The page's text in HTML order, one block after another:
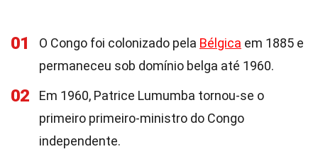
01 O Congo foi colonizado pela Bélgica em 1885 e
permaneceu sob domínio belga até 1960.
02
Em 1960, Patrice Lumumba tornou-se o
primeiro primeiro-ministro do Congo
independente.